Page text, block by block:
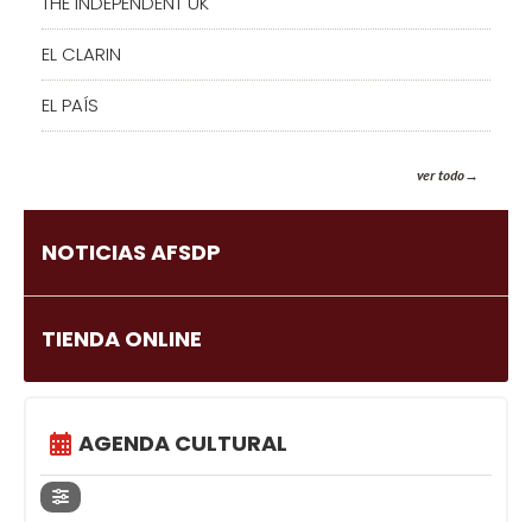
EL CLARIN
EL PAÍS
ver todo
NOTICIAS AFSDP
TIENDA ONLINE
AGENDA CULTURAL